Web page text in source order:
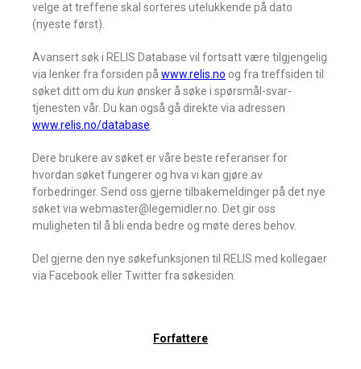
velge at treffene skal sorteres utelukkende på dato
(nyeste først).
Avansert søk i RELIS Database vil fortsatt være tilgjengelig
via lenker fra forsiden på www.relis.no og fra treffsiden til
søket ditt om du kun ønsker å søke i spørsmål-svar-
tjenesten vår. Du kan også gå direkte via adressen
www.relis.no/database
Dere brukere av søket er våre beste referanser for
hvordan søket fungerer og hva vi kan gjøre av
forbedringer. Send oss gjerne tilbakemeldinger på det nye
søket via webmaster@legemidler.no. Det gir oss
muligheten til å bli enda bedre og møte deres behov.
Del gjerne den nye søkefunksjonen til RELIS med kollegaer
via Facebook eller Twitter fra søkesiden.
Forfattere